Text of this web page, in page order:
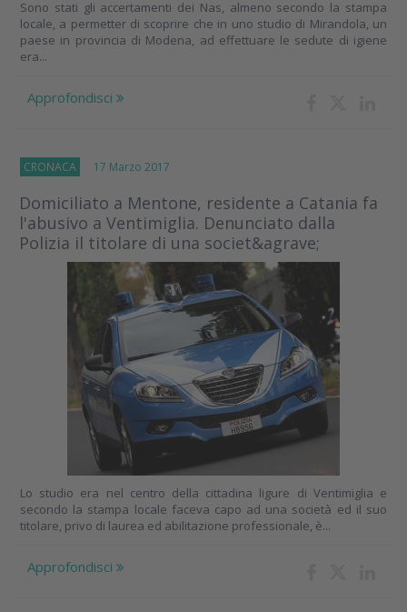
Sono stati gli accertamenti dei Nas, almeno secondo la stampa
locale, a permetter di scoprire che in uno studio di Mirandola, un
paese in provincia di Modena, ad effettuare le sedute di igiene
era...
Approfondisci
CRONACA 17 Marzo 2017
Domiciliato a Mentone, residente a Catania fa
l'abusivo a Ventimiglia. Denunciato dalla
Polizia il titolare di una societ&agrave;
Lo studio era nel centro della cittadina ligure di Ventimiglia e
secondo la stampa locale faceva capo ad una società ed il suo
titolare, privo di laurea ed abilitazione professionale, è...
Approfondisci